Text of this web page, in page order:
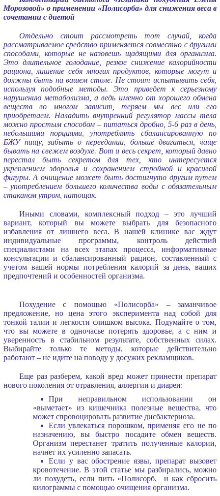
Морозовой» о применении «Полисорба» для снижения веса в
сочетании с диетой
Отдельно стоит рассмотреть тот случай, когда
рассматриваемое средство применяется совместно с другими
способами, которые не назовешь щадящими для организма.
Это длительное голодание, резкое снижение калорийности
рациона, лишение себя многих продуктов, которые могут и
должны быть на вашем столе. Не стоит испытывать себя,
используя подобные методы. Это приведет к серьезному
нарушению метаболизма, а ведь именно от хорошего обмена
веществ во многом зависит, теряем мы вес или его
приобретаем. Наладить внутренний регулятор массы тела
можно простым способом – питаться дробно, 5-6 раз в день,
небольшими порциями, употреблять сбалансированную по
БЖУ пищу, забыть о переедании, больше двигаться, чаще
бывать на свежем воздухе. Вот и весь секрет, который давно
перестал быть секретом для тех, кто интересуется
укреплением здоровья и сохранением стройной и красивой
фигуры. А очищение может быть достигнуто другим путем
– употреблением большего количества воды с обязательным
стаканом утром, натощак.
Иными словами, комплексный подход – это лучший
вариант, который вы можете выбрать для безопасного
избавления от лишнего веса. В нашей клинике вас ждут
индивидуальные программы, контроль действий
специалистами на всех этапах процесса, информативные
консультации и сбалансированный рацион, составленный с
учетом вашей нормы потребления калорий за день, ваших
предпочтений и особенностей организма.
Похудение с помощью «Полисорба» – заманчивое
предложение, но цена этого эксперимента над собой для
тонкой талии и легкости слишком высока. Подумайте о том,
что вы можете в одночасье потерять здоровье, а с ним и
уверенность в стабильном результате, собственных силах.
Выбирайте только те методы, которые действительно
работают – не идите на поводу у досужих рекламщиков.
Еще раз разберем, какой вред может принести препарат
нового поколения от отравления, аллергии и диареи:
При неправильном использовании он
«выметает» из кишечника полезные вещества, что
может спровоцировать развитие дисбактериоза.
Если увлекаться порошком, применяя его не по
назначению, вы быстро посадите обмен веществ.
Организм перестанет тратить полученные калории,
начнет их усиленно запасать.
Если у вас обострение язвы, препарат вызовет
кровотечение. В этой статье мы разбирались, можно
ли похудеть, если пить «Полисорб, и как сбросить
килограммы с помощью очищения организма.